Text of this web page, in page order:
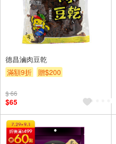
德昌滷肉豆乾
滿額9折
贈$200
$ 66
$65